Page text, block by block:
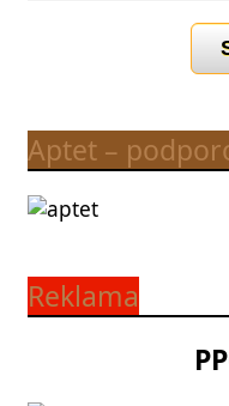
Aptet –
Reklama